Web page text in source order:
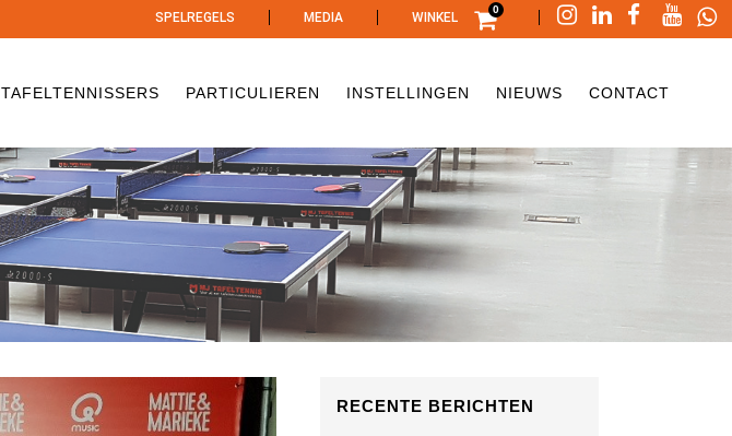
SPELREGELS | MEDIA | WINKEL
0 |
TAFELTENNISSERS PARTICULIEREN INSTELLINGEN NIEUWS CONTACT
RECENTE BERICHTEN